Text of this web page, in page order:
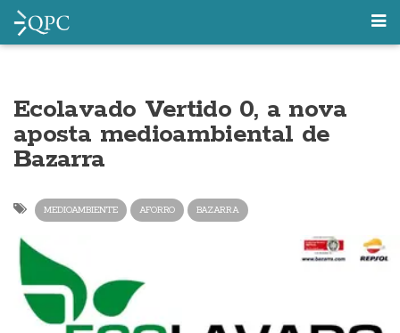
Ecolavado Vertido 0, a nova
aposta medioambiental de
Bazarra
MEDIOAMBIENTE AFORRO BAZARRA